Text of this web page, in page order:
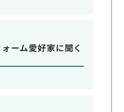
ーム愛好家に聞く